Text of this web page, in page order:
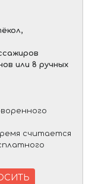
или 8 ручных
считается